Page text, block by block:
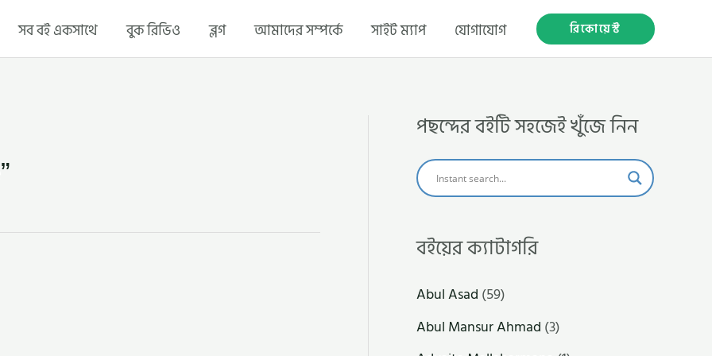
সব বই একসাথে বুক রিভিও ব্লগ আমাদের সম্পর্কে সাইট ম্যাপ যোগাযোগ রিকোয়েস্ট
পছন্দের বইটি সহজেই খুঁজে নিন
বইয়ের ক্যাটাগরি
Abul Asad (59)
Abul Mansur Ahmad (3)